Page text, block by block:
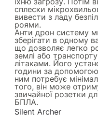
сплески
вивести з ладу
роями.
Анти дрон систему
зберігати в одному
що дозволяє легко
землі або
літаками. Його
години за
ним потребує
того, він може
звичайної розетки
БПЛА.
Silent Archer